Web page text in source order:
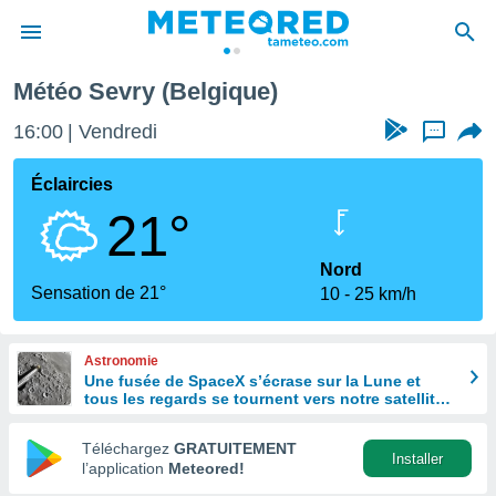
de
en
Météo Sevry (Belgique)
16:00 Vendredi ...
Éclaircies
21°
Sensation de 21°
Nord
10
25 km/h
Astronomie
Une fusée de SpaceX s’écrase sur la Lune et
tous les regards se tournent vers notre satellite à
Téléchargez GRATUITEMENT
l’application Meteored!
Installer